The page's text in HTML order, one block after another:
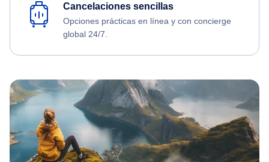
Cancelaciones sencillas
Opciones prácticas en línea y con concierge
global 24/7.